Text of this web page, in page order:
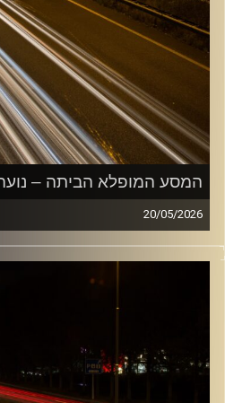
המסע המופלא הביתה –
20/05/2026
מוזיקה שתלווה אותנו אחרי יום
הביתה בשלום עם נועה טרייטל
קרדיט תמונות: